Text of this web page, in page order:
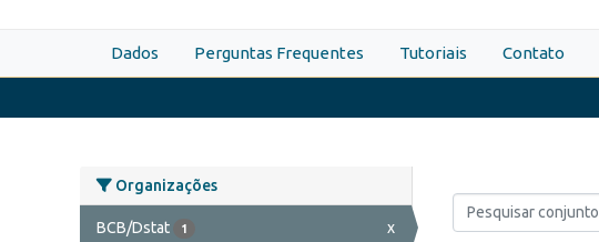
Dados Perguntas Frequentes Tutoriais Contato
Organizações
BCB/Dstat 1 x